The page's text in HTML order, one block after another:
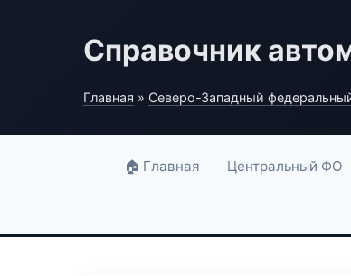
Справочник
Главная » Северо-Западный
🏠 Главная Центральный ФО